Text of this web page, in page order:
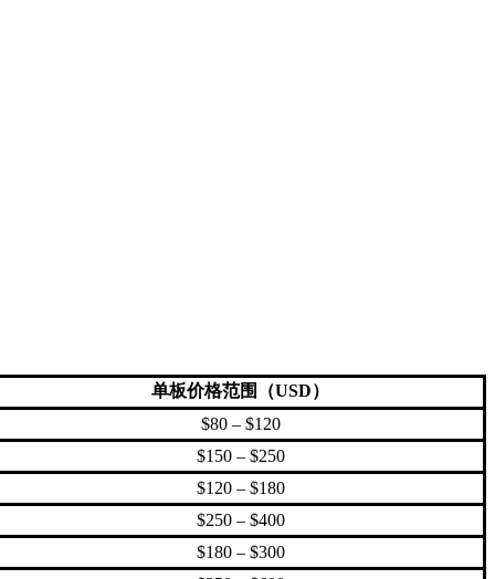
单板价格范围（USD）
$80 – $120
$150 – $250
$120 – $180
$250 – $400
$180 – $300